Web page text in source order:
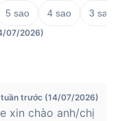
5 sao 4 sao 3 sao
07/2026)
tuần trước (14/07/2026)
xin chào anh/chị